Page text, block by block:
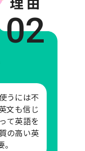
02
うには不
文も信じ
て英語を
の高い英